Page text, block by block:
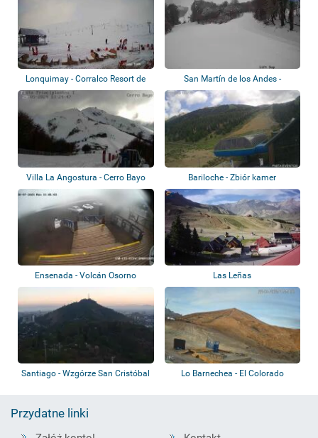
Lonquimay - Corralco Resort de
Montaña
San Martín de los Andes -
Chapelco Ski R...
Villa La Angostura - Cerro Bayo
Ski Reso...
Bariloche - Zbiór kamer
Ensenada - Volcán Osorno
Centro de Monta...
Las Leñas
Santiago - Wzgórze San Cristóbal Lo Barnechea - El Colorado
Przydatne linki